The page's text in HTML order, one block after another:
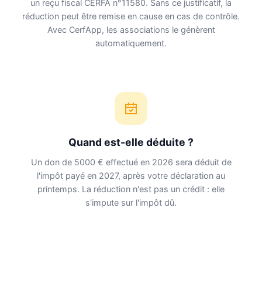
un reçu fiscal CERFA n°11580. Sans ce justificatif, la
réduction peut être remise en cause en cas de contrôle.
Avec CerfApp, les associations le génèrent
automatiquement.
Quand est-elle déduite ?
Un don de 5000 € effectué en 2026 sera déduit de
l'impôt payé en 2027, après votre déclaration au
printemps. La réduction n'est pas un crédit : elle
s'impute sur l'impôt dû.